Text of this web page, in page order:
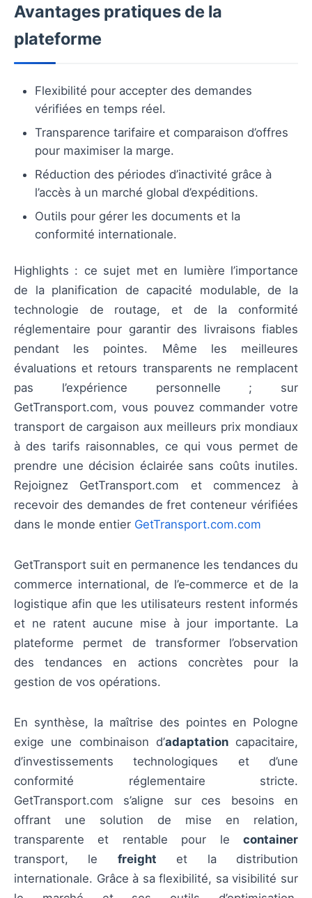
Avantages pratiques de la
plateforme
Flexibilité pour accepter des demandes
vérifiées en temps réel.
Transparence tarifaire et comparaison d’offres
pour maximiser la marge.
Réduction des périodes d’inactivité grâce à
l’accès à un marché global d’expéditions.
Outils pour gérer les documents et la
conformité internationale.
Highlights : ce sujet met en lumière l’importance
de la planification de capacité modulable, de la
technologie de routage, et de la conformité
réglementaire pour garantir des livraisons fiables
pendant les pointes. Même les meilleures
évaluations et retours transparents ne remplacent
pas l’expérience personnelle ; sur
GetTransport.com, vous pouvez commander votre
transport de cargaison aux meilleurs prix mondiaux
à des tarifs raisonnables, ce qui vous permet de
prendre une décision éclairée sans coûts inutiles.
Rejoignez GetTransport.com et commencez à
recevoir des demandes de fret conteneur vérifiées
dans le monde entier GetTransport.com.com
GetTransport suit en permanence les tendances du
commerce international, de l’e‑commerce et de la
logistique afin que les utilisateurs restent informés
et ne ratent aucune mise à jour importante. La
plateforme permet de transformer l’observation
des tendances en actions concrètes pour la
gestion de vos opérations.
En synthèse, la maîtrise des pointes en Pologne
exige une combinaison d’adaptationcapacitaire,
d’investissements technologiques et d’une
conformité réglementaire stricte.
GetTransport.com s’aligne sur ces besoins en
offrant une solution de mise en relation,
transparente et rentable pour le container
transport, le freight et la distribution
internationale. Grâce à sa flexibilité, sa visibilité sur